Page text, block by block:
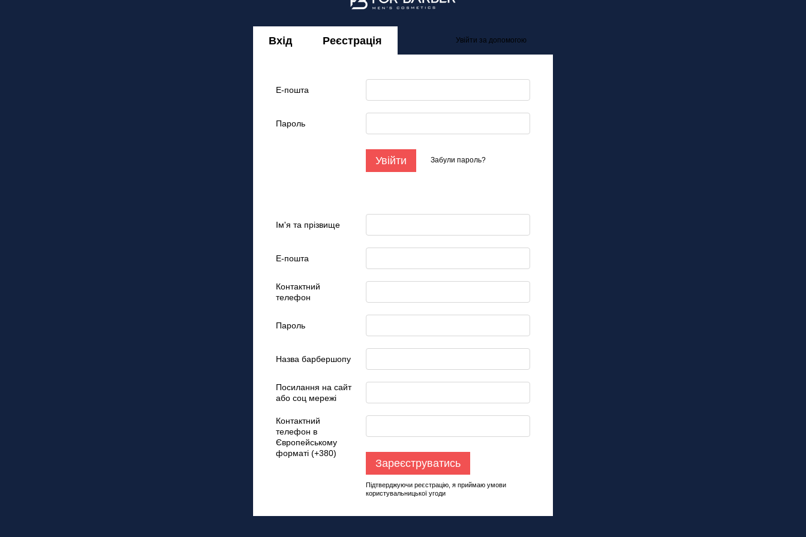
Вхід Реєстрація Увійти за допомогою
Е-пошта
Пароль
Увійти Забули пароль?
Ім'я та прізвище
Е-пошта
Контактний
телефон
Пароль
Назва барбершопу
Посилання на сайт
або соц мережі
Контактний
телефон в
Європейському
форматі (+380)
Зареєструватись
Підтверджуючи реєстрацію, я приймаю умови
користувальницької угоди